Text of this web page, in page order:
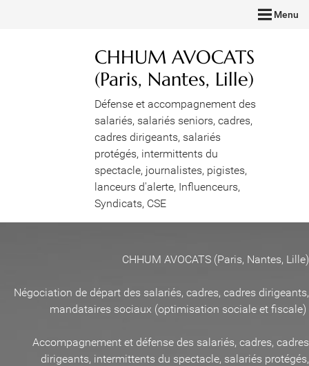
Menu
CHHUM AVOCATS
(Paris, Nantes, Lille)
Défense et accompagnement des
salariés, salariés seniors, cadres,
cadres dirigeants, salariés
protégés, intermittents du
spectacle, journalistes, pigistes,
lanceurs d'alerte, Influenceurs,
Syndicats, CSE
CHHUM AVOCATS (Paris, Nantes, Lille)
Négociation de départ des salariés, cadres, cadres dirigeants,
mandataires sociaux (optimisation sociale et fiscale)
Accompagnement et défense des salariés, cadres, cadres
dirigeants, intermittents du spectacle, salariés protégés,